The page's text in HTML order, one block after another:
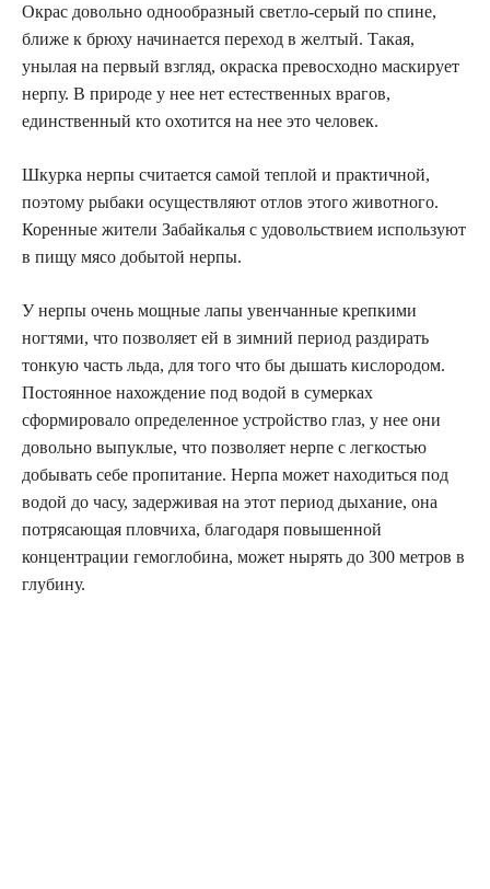
Окрас довольно однообразный светло-серый по спине,
ближе к брюху начинается переход в желтый. Такая,
унылая на первый взгляд, окраска превосходно маскирует
нерпу. В природе у нее нет естественных врагов,
единственный кто охотится на нее это человек.
Шкурка нерпы считается самой теплой и практичной,
поэтому рыбаки осуществляют отлов этого животного.
Коренные жители Забайкалья с удовольствием используют
в пищу мясо добытой нерпы.
У нерпы очень мощные лапы увенчанные крепкими
ногтями, что позволяет ей в зимний период раздирать
тонкую часть льда, для того что бы дышать кислородом.
Постоянное нахождение под водой в сумерках
сформировало определенное устройство глаз, у нее они
довольно выпуклые, что позволяет нерпе с легкостью
добывать себе пропитание. Нерпа может находиться под
водой до часу, задерживая на этот период дыхание, она
потрясающая пловчиха, благодаря повышенной
концентрации гемоглобина, может нырять до 300 метров в
глубину.